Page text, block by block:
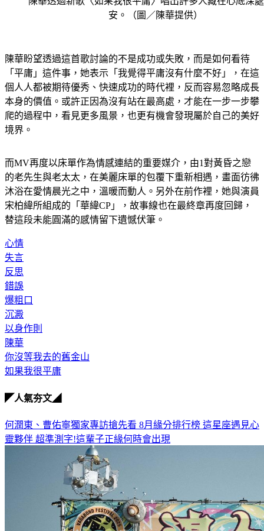
安。（圖／陳華提供）
陳華盼望透過這首歌討論的不是成功或失敗，而是如何看待
「平庸」這件事，她表示「我覺得平庸沒有什麼不好」，在這
個人人都被期待優秀、快速成功的時代裡，反而容易忽略成長
本身的價值。或許正因為沒有站在最高處，才能在一步一步攀
爬的過程中，看見更多風景，也更有機會發現屬於自己的美好
境界。
而MV再度以床單作為情感連結的重要媒介，由1對黃昏之戀
的老先生與老太太，在美麗床單的包覆下重新相遇，畫面彷彿
沐浴在愛情晨光之中，溫暖而動人。另外在前作裡，她與演員
宋柏緯所組成的「華緯CP」，故事線也在最終章再度回歸，
替這段未能圓滿的感情留下遺憾伏筆。
心情
失言
反思
錯誤
爆粗口
沉澱
以身作則
陳華
你沒等我去的舊金山
如果我很平庸
◤人氣夯文◢
何潤東、曹佑寧獨家專訪搶先看 8月緣分排行榜 這星座遇見心
靈夥伴 超準測字!這輩子正緣何時會出現